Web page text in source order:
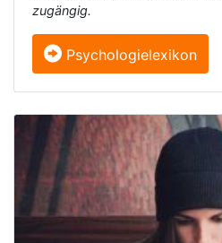
zugängig.
Psychologielexikon